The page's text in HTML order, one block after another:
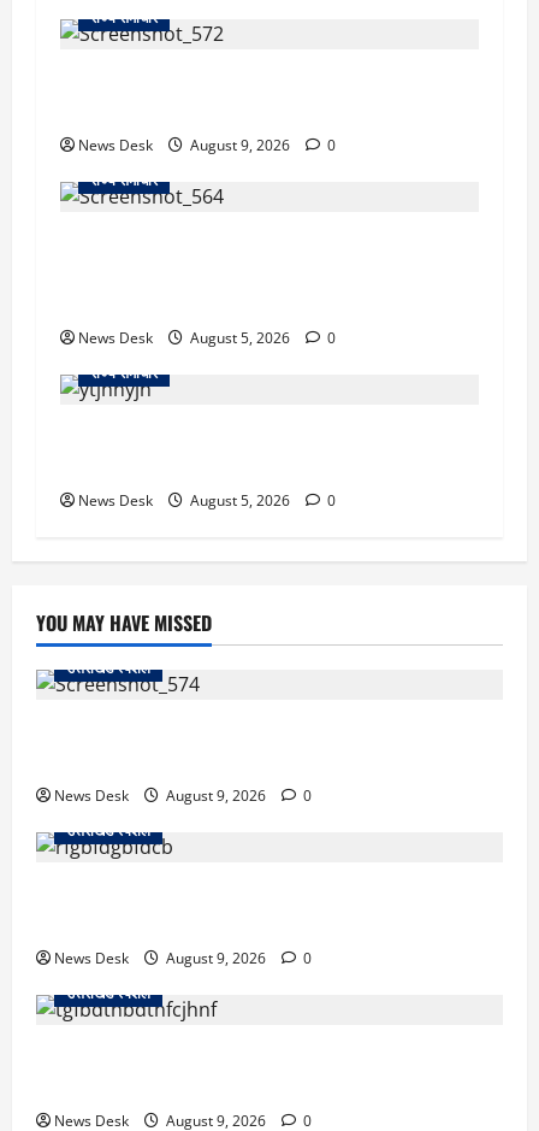
राज्य समाचार
News Desk August 9, 2026
0
राज्य समाचार
News Desk August 5, 2026
0
राज्य समाचार
News Desk August 5, 2026 0
YOU MAY HAVE MISSED
उत्तराखंड स्पेशल
News Desk August 9, 2026
0
उत्तराखंड स्पेशल
News Desk August 9, 2026
0
उत्तराखंड स्पेशल
News Desk August 9, 2026 0